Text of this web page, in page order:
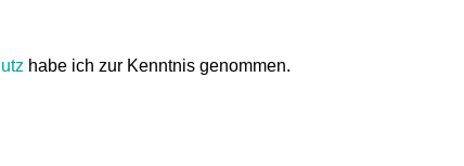
habe ich zur Kenntnis genommen.